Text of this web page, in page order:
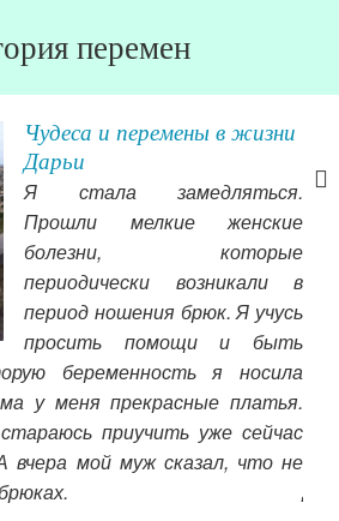
перемен
Чудеса и перемены в жизни
Дарьи
Я стала замедляться.
Прошли мелкие женские
болезни, которые
периодически возникали в
период ношения брюк. Я учусь
просить помощи и быть
беременность я носила
у меня прекрасные платья.
приучить уже сейчас
вчера мой муж сказал, что не